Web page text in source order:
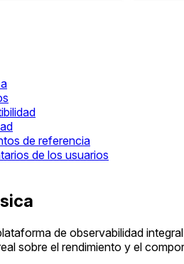
de referencia
de los usuarios
de observabilidad
sobre el rendimiento y el